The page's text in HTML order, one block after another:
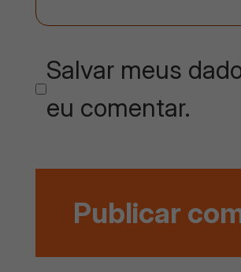
Salvar meus
eu comentar.